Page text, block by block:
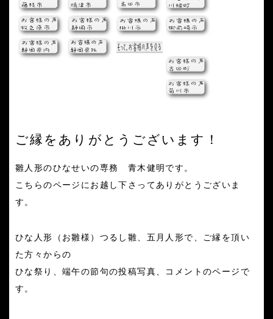
ご縁をありがとうございます！
雛人形のひなせいの専務 青木健明です。
こちらのページにお越し下さってありがとうございま
す。
ひな人形（お雛様）つるし雛、五月人形で、ご縁を頂い
た方々からの
ひな祭り、端午の節句の投稿写真、コメントのページで
す。